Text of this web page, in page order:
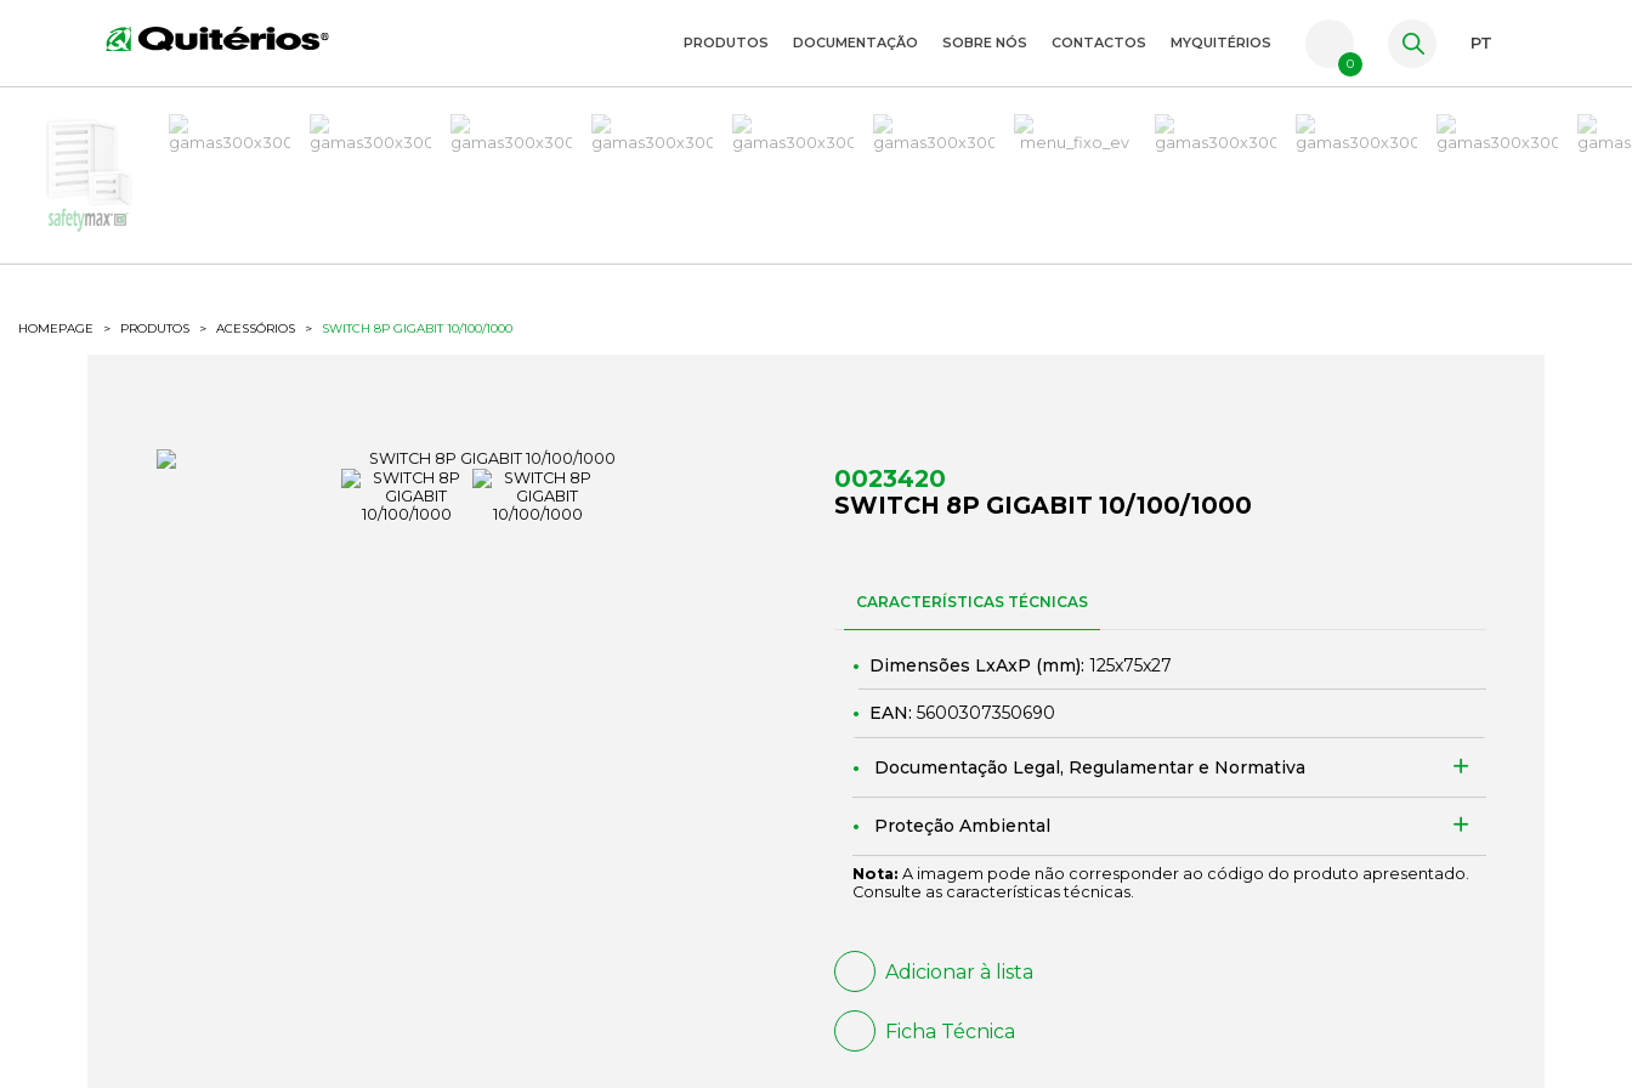
ES
PRODUTOS DOCUMENTAÇÃO SOBRE NÓS CONTACTOS MYQUITÉRIOS
0
PT
HOMEPAGE > PRODUTOS > ACESSÓRIOS > SWITCH 8P GIGABIT 10/100/1000
0023420
SWITCH 8P GIGABIT 10/100/1000
CARACTERÍSTICAS TÉCNICAS
Dimensões LxAxP (mm): 125x75x27
EAN: 5600307350690
Documentação Legal, Regulamentar e Normativa
Proteção Ambiental
Nota: A imagem pode não corresponder ao código do produto apresentado.
Consulte as características técnicas.
Adicionar à lista
Ficha Técnica